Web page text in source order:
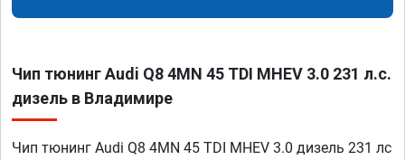
Чип тюнинг Audi Q8 4MN 45 TDI MHEV 3.0 231 л.с.
дизель в Владимире
Чип тюнинг Audi Q8 4MN 45 TDI MHEV 3.0 дизель 231 лс